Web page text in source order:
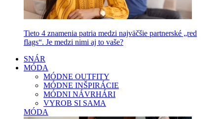
Tieto 4 znamenia patria medzi najväčšie partnerské „red
flags“. Je medzi nimi aj to vaše?
SNÁR
MÓDA
MÓDNE OUTFITY
MÓDNE INŠPIRÁCIE
MÓDNI NÁVRHÁRI
VYROB SI SAMA
MÓDA